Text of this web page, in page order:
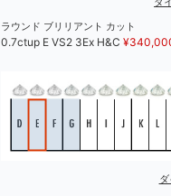
ダ
ラウンド ブリリアント カット
0.7ctup E VS2 3Ex H&C ¥